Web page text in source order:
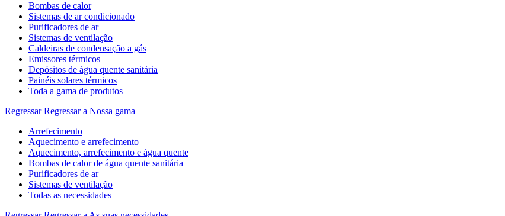
Bombas de calor
Sistemas de ar condicionado
Purificadores de ar
Sistemas de ventilação
Caldeiras de condensação a gás
Emissores térmicos
Depósitos de água quente sanitária
Painéis solares térmicos
Toda a gama de produtos
Regressar Regressar a Nossa gama
Arrefecimento
Aquecimento e arrefecimento
Aquecimento, arrefecimento e água quente
Bombas de calor de água quente sanitária
Purificadores de ar
Sistemas de ventilação
Todas as necessidades